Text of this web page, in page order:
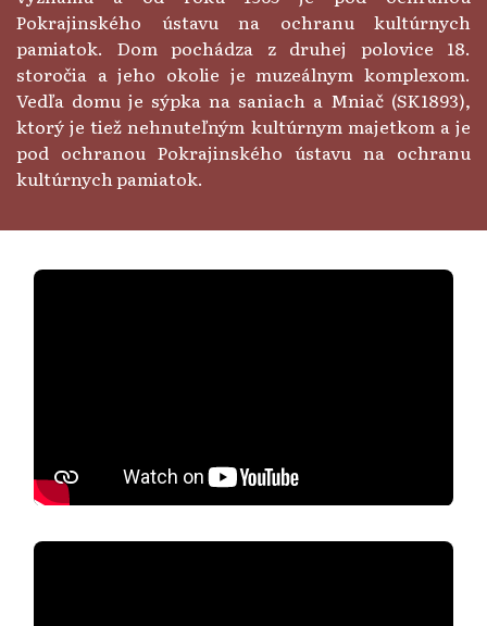
Pokrajinského ústavu na ochranu kultúrnych
pamiatok. Dom pochádza z druhej polovice 18.
storočia a jeho okolie je muzeálnym komplexom.
Vedľa domu je sýpka na saniach a Mniač (SK1893),
ktorý je tiež nehnuteľným kultúrnym majetkom a je
pod ochranou Pokrajinského ústavu na ochranu
kultúrnych pamiatok.